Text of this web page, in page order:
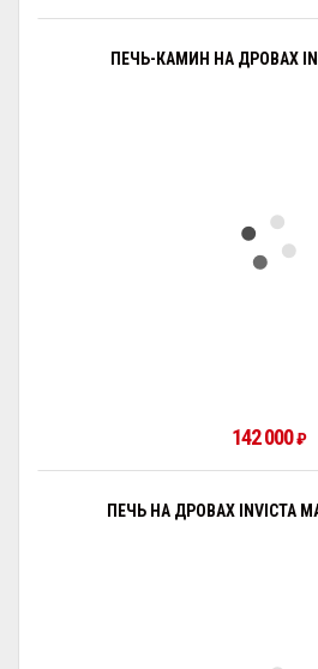
ПЕЧЬ-КАМИН НА ДРОВАХ
142 000₽
ПЕЧЬ НА ДРОВАХ INVICTA